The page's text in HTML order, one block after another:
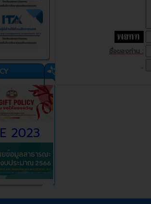
2023
ชื่อของท่าน :